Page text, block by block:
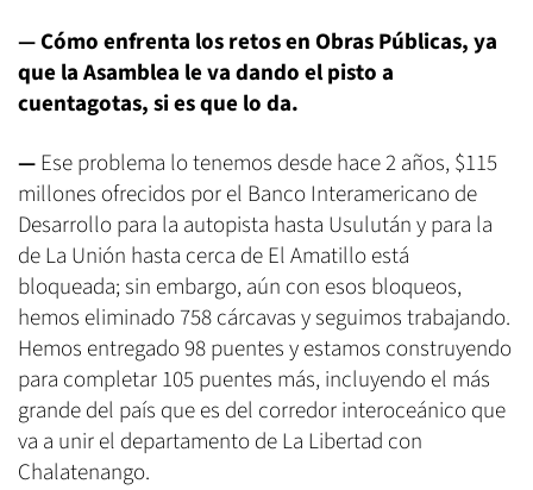
—Cómo enfrenta los retos en Obras Públicas, ya
que la Asamblea le va dando el pisto a
cuentagotas, si es que lo da.
—Ese problema lo tenemos desde hace 2 años, $115
millones ofrecidos por el Banco Interamericano de
Desarrollo para la autopista hasta Usulután y para la
de La Unión hasta cerca de El Amatillo está
bloqueada; sin embargo, aún con esos bloqueos,
hemos eliminado 758 cárcavas y seguimos trabajando.
Hemos entregado 98 puentes y estamos construyendo
para completar 105 puentes más, incluyendo el más
grande del país que es del corredor interoceánico que
va a unir el departamento de La Libertad con
Chalatenango.